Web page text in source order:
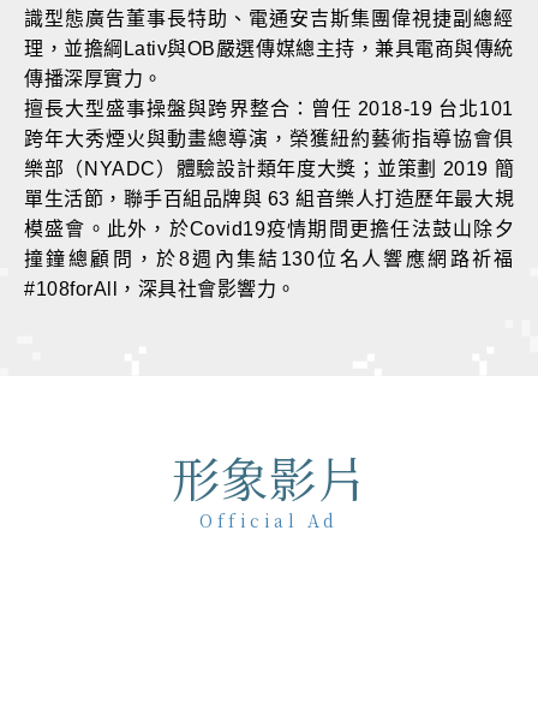
識型態廣告董事長特助、電通安吉斯集團偉視捷副總經
理，並擔綱Lativ與OB嚴選傳媒總主持，兼具電商與傳統
傳播深厚實力。
擅長大型盛事操盤與跨界整合：曾任 2018-19 台北101
跨年大秀煙火與動畫總導演，榮獲紐約藝術指導協會俱
樂部（NYADC）體驗設計類年度大獎；並策劃 2019 簡
單生活節，聯手百組品牌與 63 組音樂人打造歷年最大規
模盛會。此外，於Covid19疫情期間更擔任法鼓山除夕
撞鐘總顧問，於8週內集結130位名人響應網路祈福
#108forAll，深具社會影響力。
形象影片
Official Ad